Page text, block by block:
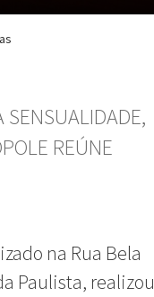
SENSUALIDADE,
REÚNE
na Rua Bela
Paulista, realizou